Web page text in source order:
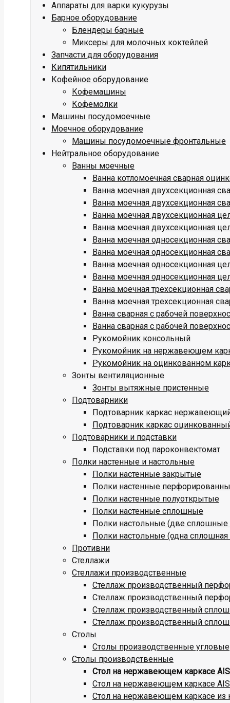
Аппараты для варки кукурузы
Барное оборудование
Блендеры барные
Миксеры для молочных коктейлей
Запчасти для оборудования
Кипятильники
Кофейное оборудование
Кофемашины
Кофемолки
Машины посудомоечные
Моечное оборудование
Машины посудомоечные фронтальные
Нейтральное оборудование
Ванны моечные
Ванна котломоечная сварная
Ванна моечная двухсекционная
Ванна моечная двухсекционная
Ванна моечная двухсекционная
Ванна моечная двухсекционная
Ванна моечная односекционная
Ванна моечная односекционная
Ванна моечная односекционная
Ванна моечная односекционная
Ванна моечная трехсекционная
Ванна моечная трехсекционная
Ванна сварная с рабочей
Ванна сварная с рабочей
Рукомойник консольный
Рукомойник на нержавеющем
Рукомойник на оцинкованном
Зонты вентиляционные
Зонты вытяжные пристенные
Подтоварники
Подтоварник каркас
Подтоварник каркас
Подтоварники и подставки
Подставки под пароконвектомат
Полки настенные и настольные
Полки настенные закрытые
Полки настенные
Полки настенные полуоткрытые
Полки настенные сплошные
Полки настольные (две сплошные
Полки настольные (одна сплошная
Противни
Стеллажи
Стеллажи производственные
Стеллаж производственный
Стеллаж производственный
Стеллаж производственный
Стеллаж производственный
Столы
Столы производственные угловые
Столы производственные
Стол на нержавеющем каркасе
Стол на нержавеющем каркасе
Стол на нержавеющем каркасе из